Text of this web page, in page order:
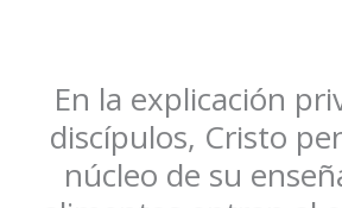
En la explicación
discípulos, Cristo
núcleo de su